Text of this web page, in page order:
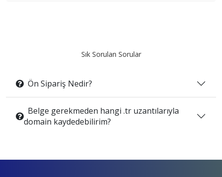
Sık Sorulan Sorular
Ön Sipariş Nedir?
Belge gerekmeden hangi .tr uzantılarıyla
domain kaydedebilirim?